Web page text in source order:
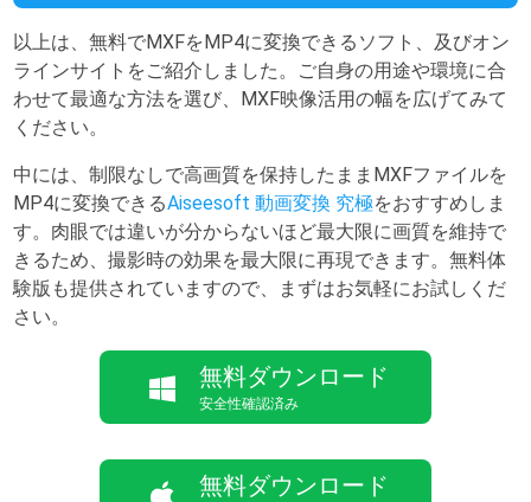
以上は、無料でMXFをMP4に変換できるソフト、及びオン
ラインサイトをご紹介しました。ご自身の用途や環境に合
わせて最適な方法を選び、MXF映像活用の幅を広げてみて
ください。
中には、制限なしで高画質を保持したままMXFファイルを
MP4に変換できるAiseesoft 動画変換 究極をおすすめしま
す。肉眼では違いが分からないほど最大限に画質を維持で
きるため、撮影時の効果を最大限に再現できます。無料体
験版も提供されていますので、まずはお気軽にお試しくだ
さい。
無料ダウンロード
安全性確認済み
無料ダウンロード